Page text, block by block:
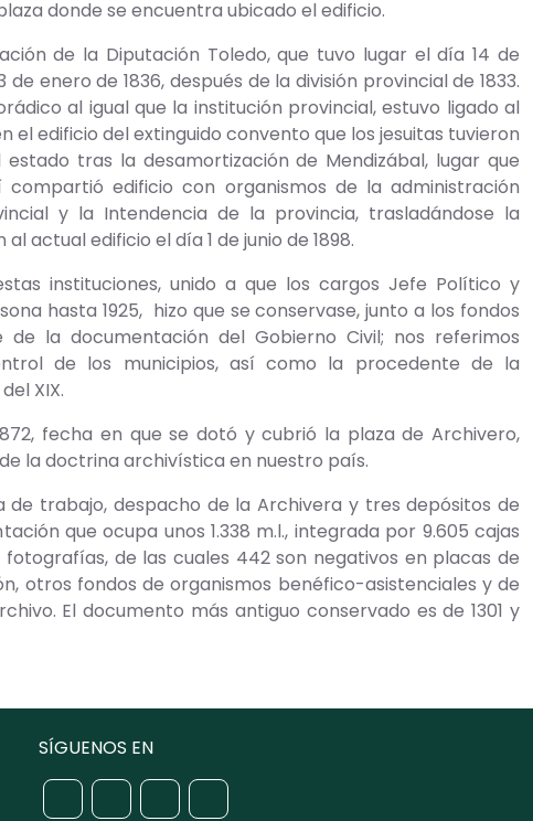
donde se encuentra ubicado el edificio.
de la Diputación Toledo, que tuvo lugar el día 14 de
enero de 1836, después de la división provincial de 1833.
al igual que la institución provincial, estuvo ligado al
el edificio del extinguido convento que los jesuitas tuvieron
tras la desamortización de Mendizábal, lugar que
edificio con organismos de la administración
y la Intendencia de la provincia, trasladándose la
actual edificio el día 1 de junio de 1898.
instituciones, unido a que los cargos Jefe Político y
hasta 1925, hizo que se conservase, junto a los fondos
la documentación del Gobierno Civil; nos referimos
de los municipios, así como la procedente de la
XIX.
fecha en que se dotó y cubrió la plaza de Archivero,
la doctrina archivística en nuestro país.
de trabajo, despacho de la Archivera y tres depósitos de
que ocupa unos 1.338 m.l., integrada por 9.605 cajas
de las cuales 442 son negativos en placas de
otros fondos de organismos benéfico-asistenciales y de
El documento más antiguo conservado es de 1301 y
SÍGUENOS EN